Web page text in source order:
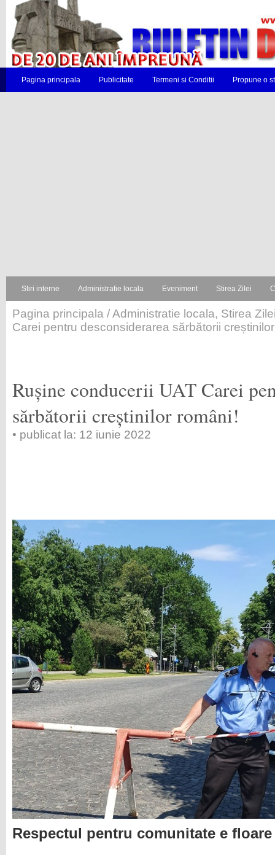
Pagina principala Publicitate Termeni si Conditii Propune o
Stiri interne Administratie locala Eveniment Stirea Zilei
Pagina principala /Administratie locala, Stirea
Carei pentru desconsiderarea sărbătorii
Rușine conducerii UAT Carei
sărbătorii creștinilor români!
• publicat la: 12 iunie 2022
Respectul pentru comunitate e